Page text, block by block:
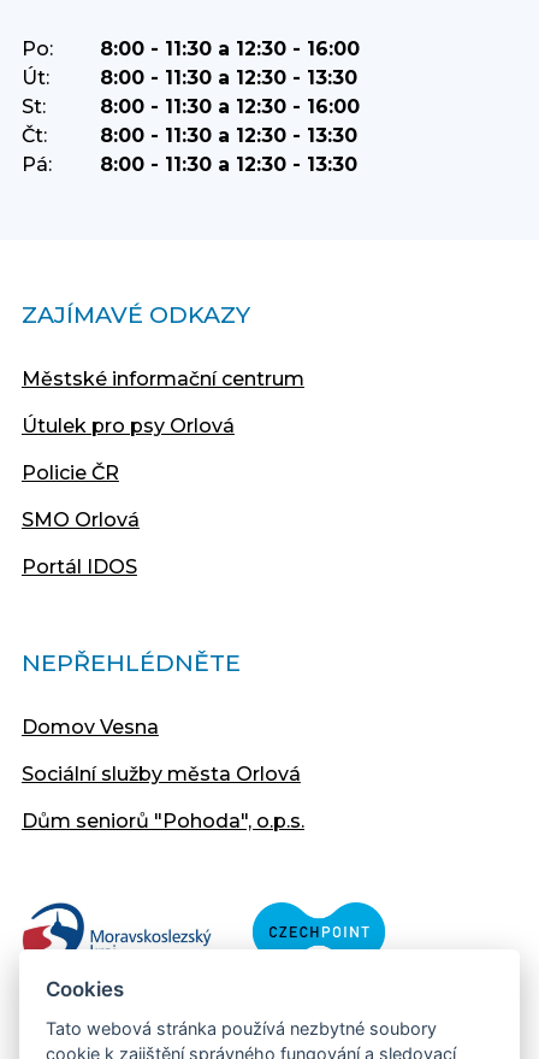
Po:
8:00 - 11:30 a 12:30 - 16:00
Út:
8:00 - 11:30 a 12:30 - 13:30
St:
8:00 - 11:30 a 12:30 - 16:00
Čt:
8:00 - 11:30 a 12:30 - 13:30
Pá:
8:00 - 11:30 a 12:30 - 13:30
ZAJÍMAVÉ ODKAZY
Městské informační centrum
Útulek pro psy Orlová
Policie ČR
SMO Orlová
Portál IDOS
NEPŘEHLÉDNĚTE
Domov Vesna
Sociální služby města Orlová
Dům seniorů "Pohoda", o.p.s.
Cookies
Tato webová stránka používá nezbytné soubory
cookie k zajištění správného fungování a sledovací